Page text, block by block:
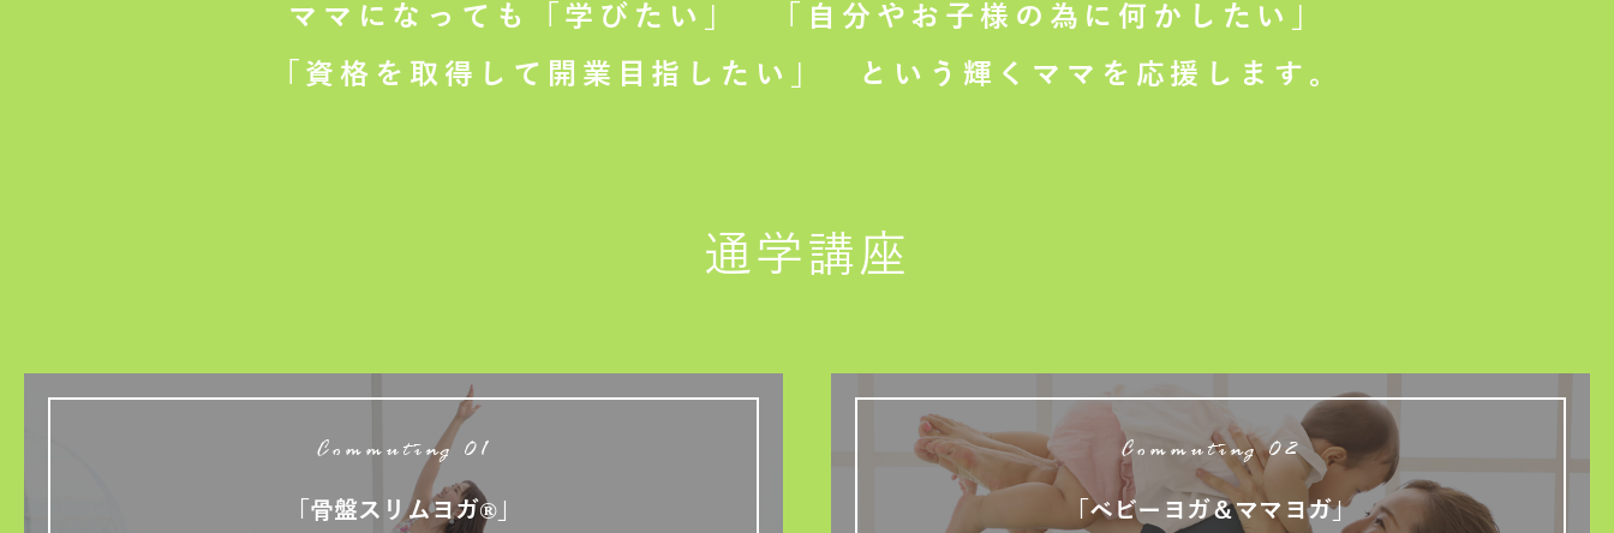
ママになっても「学びたい」
「自分やお子様の為に何かしたい」
「資格を取得して開業目指したい」
という輝くママを応援します。
通学講座
Commuting 01
「骨盤スリムヨガ®」
Commuting 02
「ベビーヨガ＆ママヨガ」